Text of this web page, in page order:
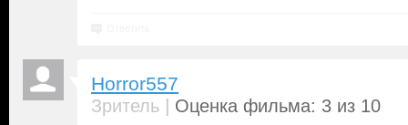
Horror557
Зритель | Оценка фильма: 3 из 10